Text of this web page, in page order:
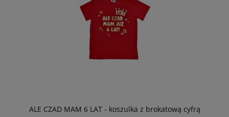
ALE CZAD MAM 6 LAT - koszulka z brokatową cyfrą